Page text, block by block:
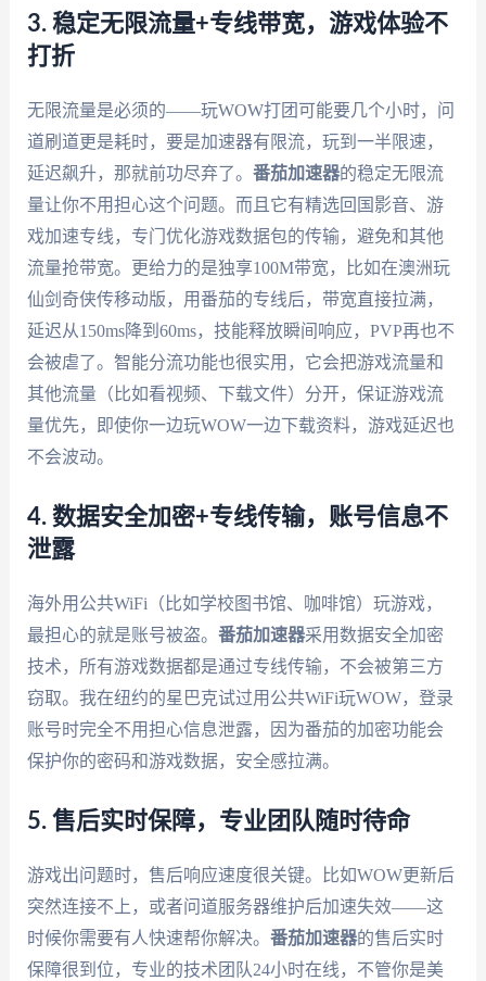
3. 稳定无限流量+专线带宽，游戏体验不
打折
无限流量是必须的——玩WOW打团可能要几个小时，问
道刷道更是耗时，要是加速器有限流，玩到一半限速，
延迟飙升，那就前功尽弃了。 番茄加速器的稳定无限流
量让你不用担心这个问题。而且它有精选回国影音、游
戏加速专线，专门优化游戏数据包的传输，避免和其他
流量抢带宽。更给力的是独享100M带宽，比如在澳洲玩
仙剑奇侠传移动版，用番茄的专线后，带宽直接拉满，
延迟从150ms降到60ms，技能释放瞬间响应，PVP再也不
会被虐了。智能分流功能也很实用，它会把游戏流量和
其他流量（比如看视频、下载文件）分开，保证游戏流
量优先，即使你一边玩WOW一边下载资料，游戏延迟也
不会波动。
4. 数据安全加密+专线传输，账号信息不
泄露
海外用公共WiFi（比如学校图书馆、咖啡馆）玩游戏，
最担心的就是账号被盗。 番茄加速器采用数据安全加密
技术，所有游戏数据都是通过专线传输，不会被第三方
窃取。我在纽约的星巴克试过用公共WiFi玩WOW，登录
账号时完全不用担心信息泄露，因为番茄的加密功能会
保护你的密码和游戏数据，安全感拉满。
5. 售后实时保障，专业团队随时待命
游戏出问题时，售后响应速度很关键。比如WOW更新后
突然连接不上，或者问道服务器维护后加速失效——这
时候你需要有人快速帮你解决。 番茄加速器的售后实时
保障很到位，专业的技术团队24小时在线，不管你是美